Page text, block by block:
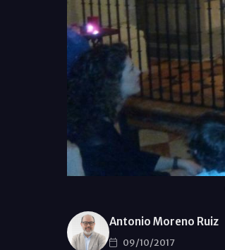
Antonio Moreno Ruiz
09/10/2017